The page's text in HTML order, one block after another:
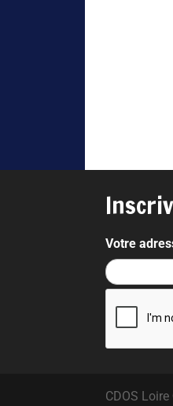
Votre
CDOS